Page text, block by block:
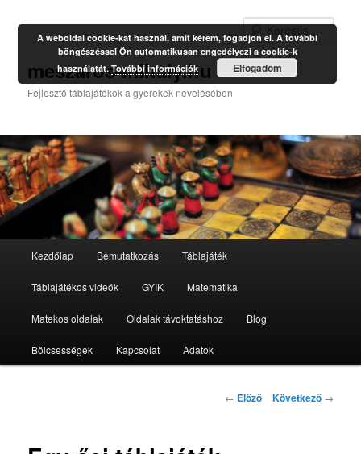
meszaros-mihaly.hu
Fejlesztő táblajátékok a gyerekek nevelésében
Tovább
az
elsődleges
tartalomra
Kezdőlap Bemutatkozás Táblajáték
Táblajátékos videók GYIK Matematika
Matekos oldalak Oldalak távoktatáshoz Blog
Bölcsességek Kapcsolat Adatok
Bejegyzés
← Előző Következő →
A weboldal cookie-kat használ, amit kérem, fogadjon el. A további
böngészéssel Ön automatikusan engedélyezi a cookie-k
használatát.További információk Elfogadom